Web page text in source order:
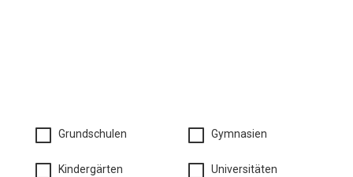
Grundschulen Gymnasien
Kindergärten Universitäten